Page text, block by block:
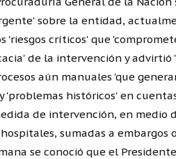
sobre la entidad,
críticos' que
de la intervención y
aún manuales 'que
'problemas históricos' en
de intervención, en medio
sumadas a embargos
se conoció que el